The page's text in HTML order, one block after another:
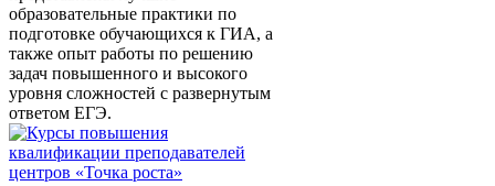
образовательные практики по
подготовке обучающихся к ГИА, а
также опыт работы по решению
задач повышенного и высокого
уровня сложностей с развернутым
ответом ЕГЭ.